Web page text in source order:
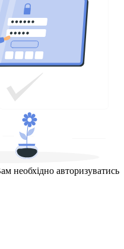
необхідно авторизуватись